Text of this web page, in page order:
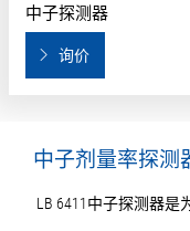
中子探测器
询价
中子剂量率探测
LB 6411中子探测器